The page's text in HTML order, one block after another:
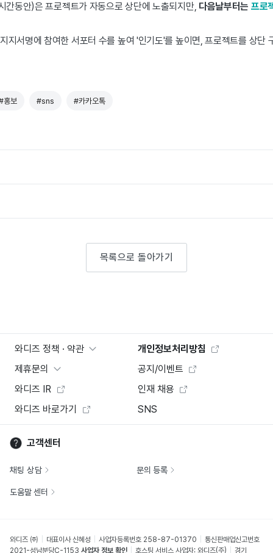
간동안)은 프로젝트가 자동으로 상단에 노출되지만, 다음날부터는 프로
지서명에 참여한 서포터 수를 높여 '인기도'를 높이면, 프로젝트를 상단
홍보 #sns #카카오톡
목록으로 돌아가기
와디즈 정책 · 약관
개인정보처리방침
제휴문의
공지/이벤트
와디즈 IR
인재 채용
와디즈 바로가기
SNS
고객센터
채팅 상담 문의 등록
도움말 센터
와디즈 ㈜ 대표이사 신혜성 사업자등록번호 258-87-01370
통신판매업신고번호
2021-성남분당C-1153 사업자 정보 확인 호스팅 서비스 사업자: 와디즈(주) 경기